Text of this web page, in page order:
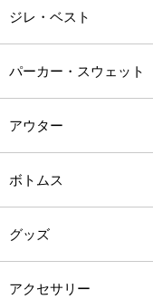
ジレ・ベスト
パーカー・スウェット
アウター
ボトムス
グッズ
アクセサリー